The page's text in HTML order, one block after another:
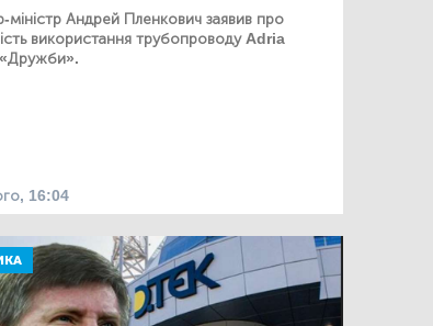
міністр Андрей Пленкович заявив про
використання трубопроводу Adria
«Дружби».
16:04